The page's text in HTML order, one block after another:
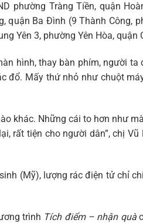
phường Tràng Tiền, quận
quận Ba Đình (9 Thành Công,
Yên 3, phường Yên Hòa, quận
hình, thay bàn phím, người
đổ. Mấy thứ nhỏ như chuột
khác. Những cái to hơn như
rất tiện cho người dân”, chị
(Mỹ), lượng rác điện tử chỉ
trình Tích điểm – nhận quà